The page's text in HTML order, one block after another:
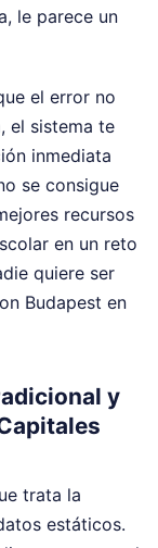
le parece un
el error no
el sistema te
inmediata
se consigue
recursos
en un reto
quiere ser
Budapest en
y
trata la
estáticos.